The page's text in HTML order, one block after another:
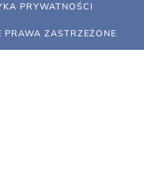
PRYWATNOŚCI
ZASTRZEŻONE